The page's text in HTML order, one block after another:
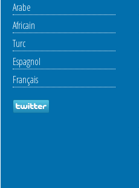
Arabe
Africain
Turc
Espagnol
Français